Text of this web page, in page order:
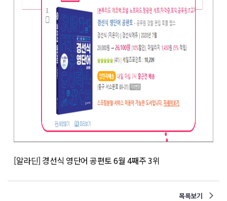
[알라딘] 경선식 영단어 공편토 6월 4째주 3위
목록보기